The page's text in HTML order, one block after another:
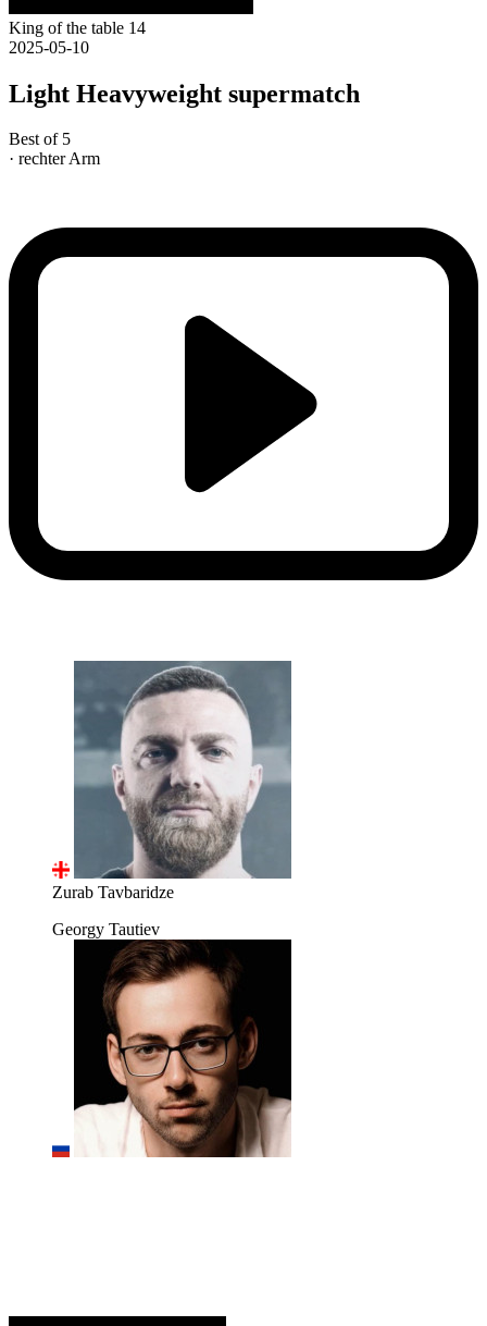
King of the table 14
2025-05-10
Light Heavyweight supermatch
Best of 5
· rechter Arm
Zurab Tavbaridze
Georgy Tautiev